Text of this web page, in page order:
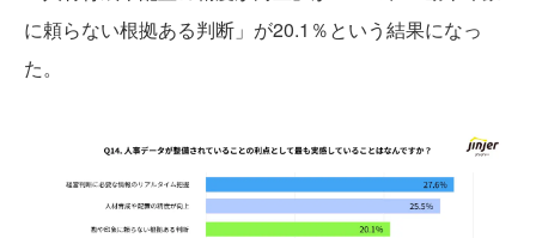
に頼らない根拠ある判断」が20.1％という結果になっ
た。